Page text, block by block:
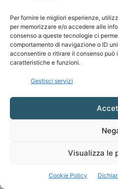
Per fornire le migliori esperienze,
per memorizzare e/o accedere alle
consenso a queste tecnologie ci
comportamento di navigazione o ID
acconsentire o ritirare il consenso
caratteristiche e funzioni.
Gestisci servizi
Visualizza le
Cookie Policy